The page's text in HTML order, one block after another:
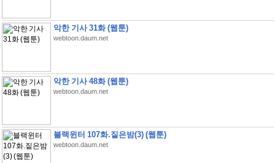
악한 기사 31화 (웹툰)
webtoon.daum.net
악한 기사 48화 (웹툰)
webtoon.daum.net
블랙윈터 107화.짙은밤(3) (웹툰)
webtoon.daum.net